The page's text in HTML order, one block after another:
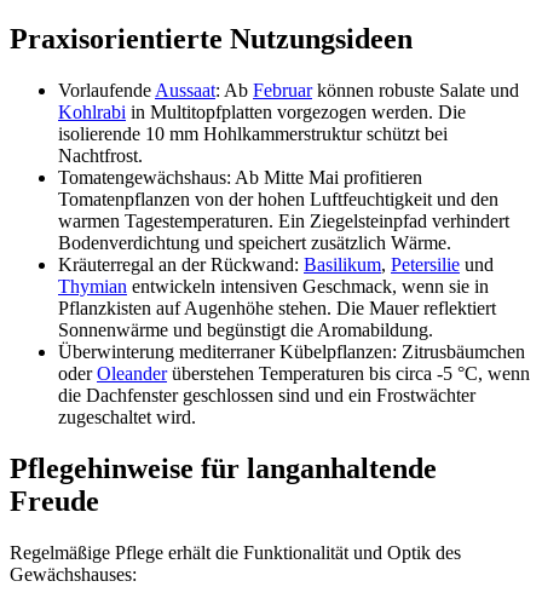
Praxisorientierte Nutzungsideen
Vorlaufende Aussaat: Ab Februarkönnen robuste Salate und
Kohlrabi in Multitopfplatten vorgezogen werden. Die
isolierende 10 mm Hohlkammerstruktur schützt bei
Nachtfrost.
Tomatengewächshaus: Ab Mitte Mai profitieren
Tomatenpflanzen von der hohen Luftfeuchtigkeit und den
warmen Tagestemperaturen. Ein Ziegelsteinpfad verhindert
Bodenverdichtung und speichert zusätzlich Wärme.
Kräuterregal an der Rückwand: Basilikum, Petersilie und
Thymian entwickeln intensiven Geschmack, wenn sie in
Pflanzkisten auf Augenhöhe stehen. Die Mauer reflektiert
Sonnenwärme und begünstigt die Aromabildung.
Überwinterung mediterraner Kübelpflanzen: Zitrusbäumchen
oderOleanderüberstehen Temperaturen bis circa ‑5 °C, wenn
die Dachfenster geschlossen sind und ein Frostwächter
zugeschaltet wird.
Pflegehinweise für langanhaltende
Freude
Regelmäßige Pflege erhält die Funktionalität und Optik des
Gewächshauses: